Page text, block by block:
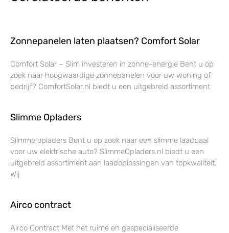
Zonnepanelen laten plaatsen? Comfort Solar
Comfort Solar – Slim investeren in zonne-energie Bent u op
zoek naar hoogwaardige zonnepanelen voor uw woning of
bedrijf? ComfortSolar.nl biedt u een uitgebreid assortiment
Slimme Opladers
Slimme opladers Bent u op zoek naar een slimme laadpaal
voor uw elektrische auto? SlimmeOpladers.nl biedt u een
uitgebreid assortiment aan laadoplossingen van topkwaliteit.
Wij
Airco contract
Airco Contract Met het ruime en gespecialiseerde